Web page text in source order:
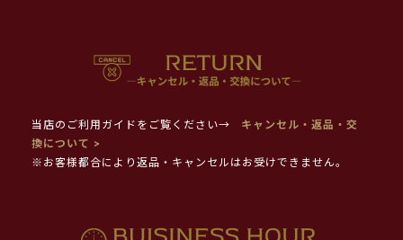
当店のご利用ガイドをご覧ください→
キャンセル・返品・交
換について >
※お客様都合により返品・キャンセルはお受けできません。